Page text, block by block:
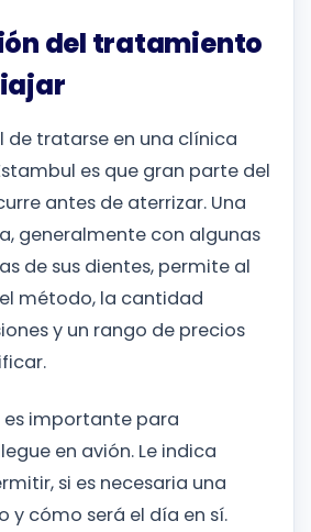
del tratamiento
de tratarse en una clínica
es que gran parte del
antes de aterrizar. Una
generalmente con algunas
de sus dientes, permite al
método, la cantidad
y un rango de precios
es importante para
en avión. Le indica
si es necesaria una
y cómo será el día en sí.